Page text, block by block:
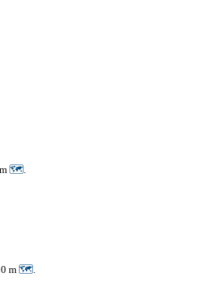
🗺.
m 🗺